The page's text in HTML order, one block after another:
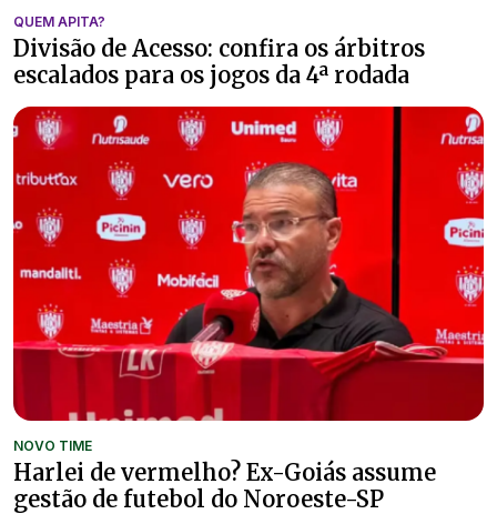
QUEM APITA?
Divisão de Acesso: confira os árbitros
escalados para os jogos da 4ª rodada
NOVO TIME
Harlei de vermelho? Ex-Goiás assume
gestão de futebol do Noroeste-SP